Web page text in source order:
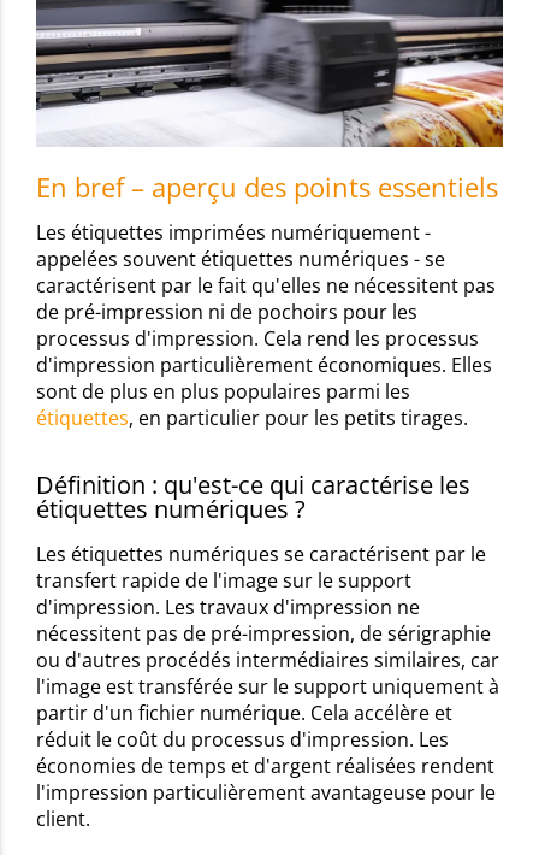
En bref – aperçu des points essentiels
Les étiquettes imprimées numériquement -
appelées souvent étiquettes numériques - se
caractérisent par le fait qu'elles ne nécessitent pas
de pré-impression ni de pochoirs pour les
processus d'impression. Cela rend les processus
d'impression particulièrement économiques. Elles
sont de plus en plus populaires parmi les
étiquettes, en particulier pour les petits tirages.
Définition : qu'est-ce qui caractérise les
étiquettes numériques ?
Les étiquettes numériques se caractérisent par le
transfert rapide de l'image sur le support
d'impression. Les travaux d'impression ne
nécessitent pas de pré-impression, de sérigraphie
ou d'autres procédés intermédiaires similaires, car
l'image est transférée sur le support uniquement à
partir d'un fichier numérique. Cela accélère et
réduit le coût du processus d'impression. Les
économies de temps et d'argent réalisées rendent
l'impression particulièrement avantageuse pour le
client.